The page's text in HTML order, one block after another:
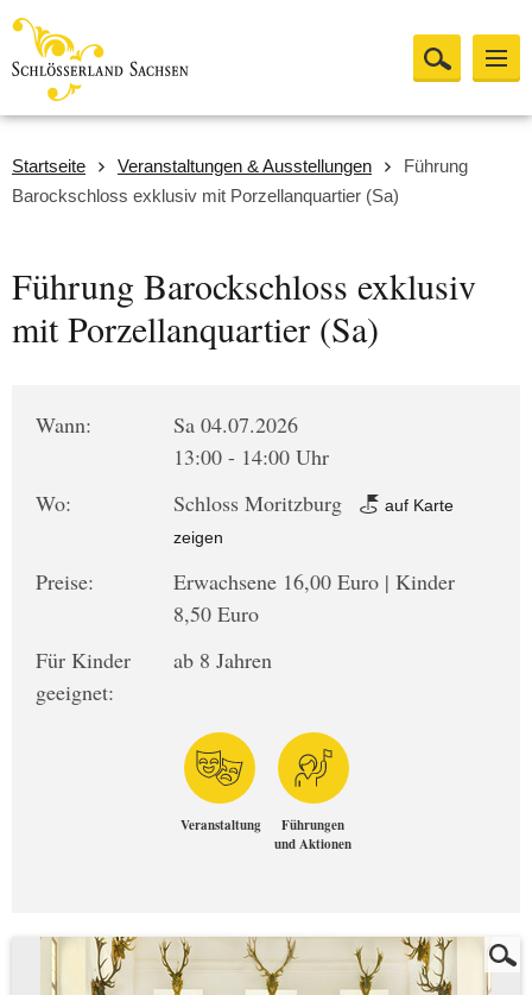
Startseite Veranstaltungen & Ausstellungen
Führung
Barockschloss exklusiv mit Porzellanquartier (Sa)
Führung Barockschloss exklusiv
mit Porzellanquartier (Sa)
Wann:
Sa 04.07.2026
13:00 - 14:00 Uhr
Wo:
Schloss Moritzburg
auf Karte
zeigen
Preise:
Erwachsene 16,00 Euro | Kinder
8,50 Euro
Für Kinder
geeignet:
ab 8 Jahren
Veranstaltung
Führungen
und Aktionen